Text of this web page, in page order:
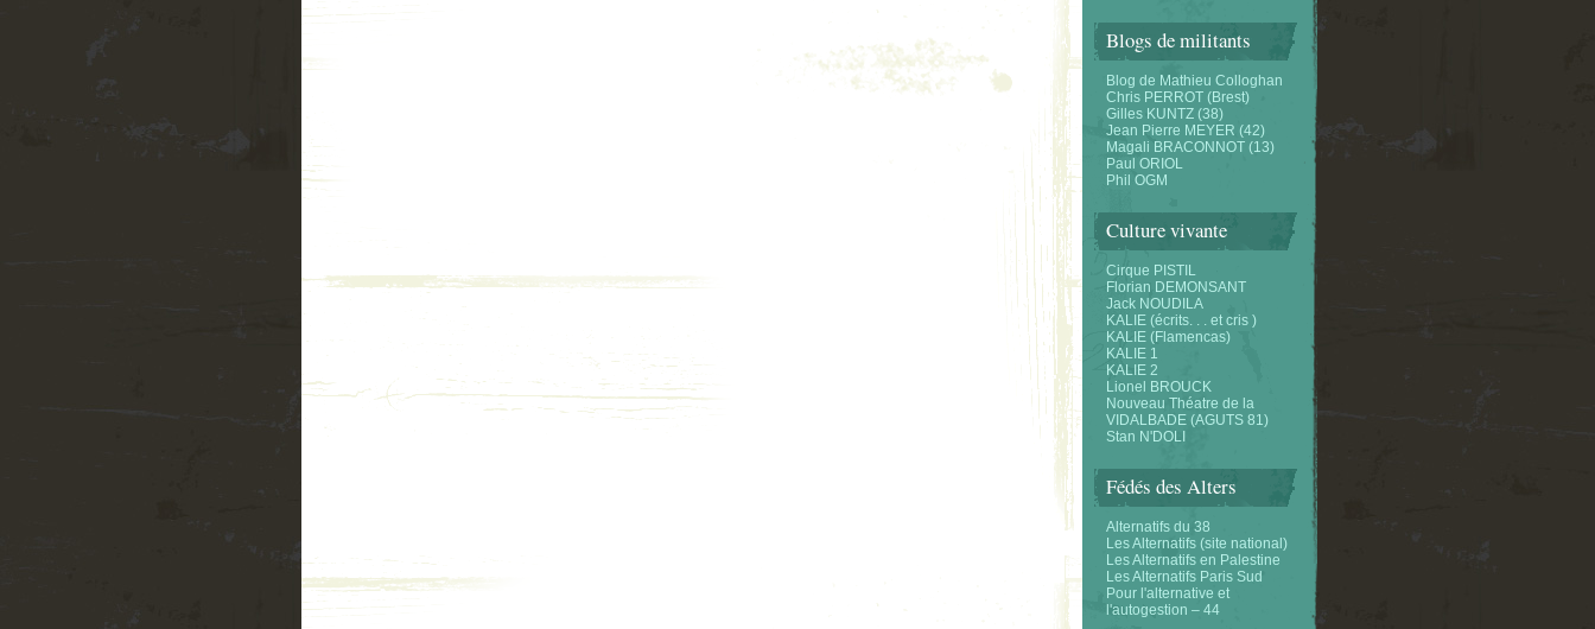
Blogs de militants
Blog de Mathieu Colloghan
Chris PERROT (Brest)
Gilles KUNTZ (38)
Jean Pierre MEYER (42)
Magali BRACONNOT (13)
Paul ORIOL
Phil OGM
Culture vivante
Cirque PISTIL
Florian DEMONSANT
Jack NOUDILA
KALIE (écrits. . . et cris )
KALIE (Flamencas)
KALIE 1
KALIE 2
Lionel BROUCK
Nouveau Théatre de la
VIDALBADE (AGUTS 81)
Stan N'DOLI
Fédés des Alters
Alternatifs du 38
Les Alternatifs (site national)
Les Alternatifs en Palestine
Les Alternatifs Paris Sud
Pour l'alternative et
l'autogestion – 44